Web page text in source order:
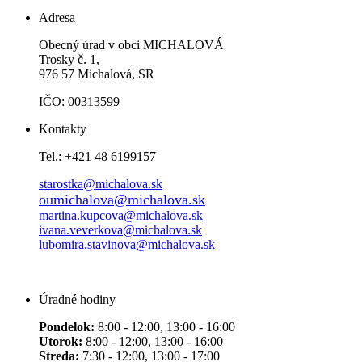
Adresa
Obecný úrad v obci MICHALOVÁ
Trosky č. 1,
976 57 Michalová, SR
IČO: 00313599
Kontakty
Tel.: +421 48 6199157
starostka@michalova.sk
oumichalova@michalova.sk
martina.kupcova@michalova.sk
ivana.veverkova@michalova.sk
lubomira.stavinova@michalova.sk
Úradné hodiny
Pondelok: 8:00 - 12:00, 13:00 - 16:00
Utorok: 8:00 - 12:00, 13:00 - 16:00
Streda: 7:30 - 12:00, 13:00 - 17:00